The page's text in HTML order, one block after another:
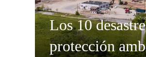
Los 10
protección